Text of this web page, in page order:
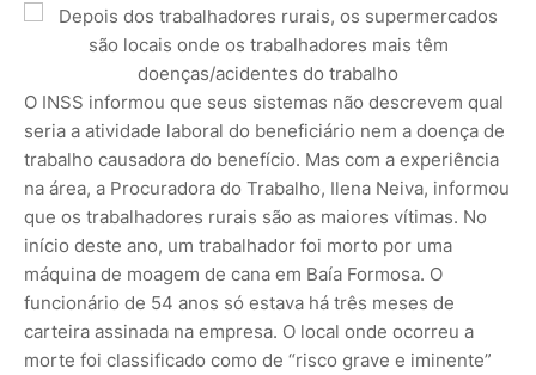
O INSS informou que seus sistemas não descrevem qual
seria a atividade laboral do beneficiário nem a doença de
trabalho causadora do benefício. Mas com a experiência
na área, a Procuradora do Trabalho, Ilena Neiva, informou
que os trabalhadores rurais são as maiores vítimas. No
início deste ano, um trabalhador foi morto por uma
máquina de moagem de cana em Baía Formosa. O
funcionário de 54 anos só estava há três meses de
carteira assinada na empresa. O local onde ocorreu a
morte foi classificado como de “risco grave e iminente”